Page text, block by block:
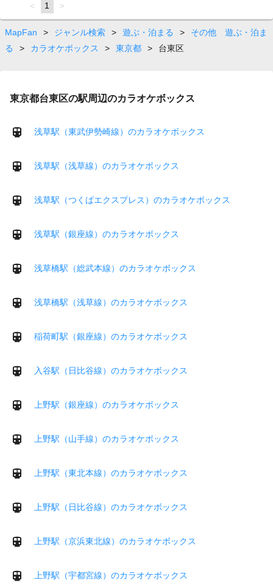
page
You're
on
page
1 page
MapFan > ジャンル検索 > 遊ぶ・泊まる >
その他 遊ぶ・泊ま
る
> カラオケボックス > 東京都 > 台東区
東京都台東区の駅周辺のカラオケボックス
浅草駅（東武伊勢崎線）のカラオケボックス
浅草駅（浅草線）のカラオケボックス
浅草駅（つくばエクスプレス）のカラオケボックス
浅草駅（銀座線）のカラオケボックス
浅草橋駅（総武本線）のカラオケボックス
浅草橋駅（浅草線）のカラオケボックス
稲荷町駅（銀座線）のカラオケボックス
入谷駅（日比谷線）のカラオケボックス
上野駅（銀座線）のカラオケボックス
上野駅（山手線）のカラオケボックス
上野駅（東北本線）のカラオケボックス
上野駅（日比谷線）のカラオケボックス
上野駅（京浜東北線）のカラオケボックス
上野駅（宇都宮線）のカラオケボックス